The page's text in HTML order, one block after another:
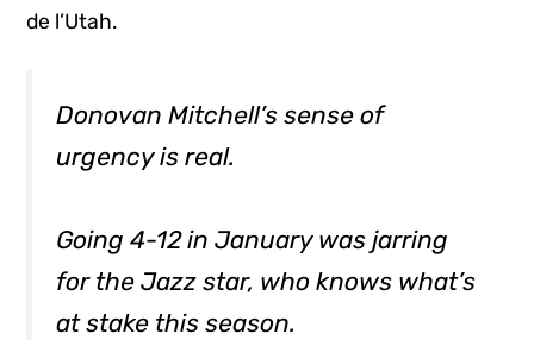
de l’Utah.
Donovan Mitchell’s sense of
urgency is real.
Going 4-12 in January was jarring
for the Jazz star, who knows what’s
at stake this season.